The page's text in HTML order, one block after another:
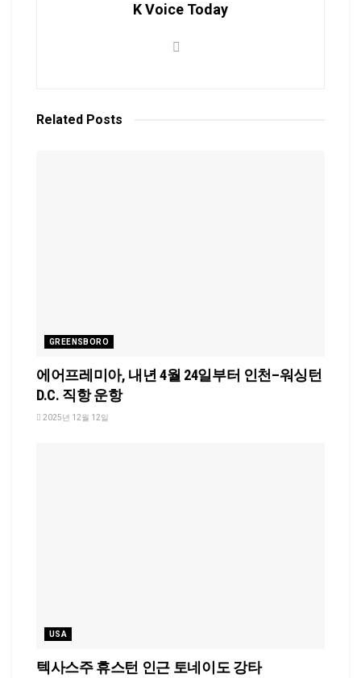
K Voice Today
Related Posts
GREENSBORO
에어프레미아, 내년 4월 24일부터 인천–워싱턴
D.C. 직항 운항
2025년 12월 12일
USA
텍사스주 휴스턴 인근 토네이도 강타